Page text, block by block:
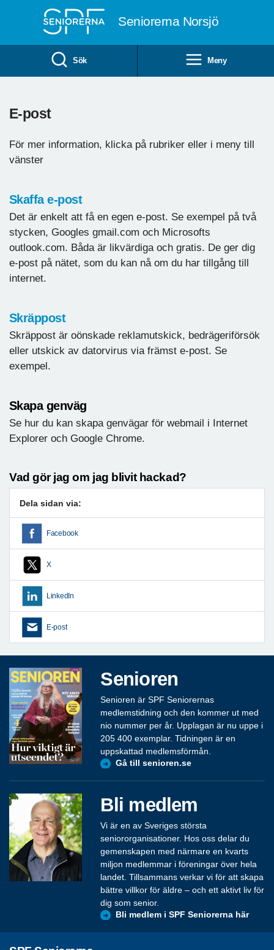
Seniorerna Norsjö
Sök Meny
E-post
För mer information, klicka på rubriker eller i meny till
vänster
Skaffa e-post
Det är enkelt att få en egen e-post. Se exempel på två
stycken, Googles gmail.com och Microsofts
outlook.com. Båda är likvärdiga och gratis. De ger dig
e-post på nätet, som du kan nå om du har tillgång till
internet.
Skräppost
Skräppost är oönskade reklamutskick, bedrägeriförsök
eller utskick av datorvirus via främst e-post. Se
exempel.
Skapa genväg
Se hur du kan skapa genvägar för webmail i Internet
Explorer och Google Chrome.
Vad gör jag om jag blivit hackad?
Dela sidan via:
Facebook
X
LinkedIn
E-post
Senioren
Senioren är SPF Seniorernas
medlemstidning och den kommer ut med
nio nummer per år. Upplagan är nu uppe i
205 400 exemplar. Tidningen är en
uppskattad medlemsförmån.
Gå till senioren.se
Bli medlem
Vi är en av Sveriges största
seniororganisationer. Hos oss delar du
gemenskapen med närmare en kvarts
miljon medlemmar i föreningar över hela
landet. Tillsammans verkar vi för att skapa
bättre villkor för äldre – och ett aktivt liv för
dig som senior.
Bli medlem i SPF Seniorerna här